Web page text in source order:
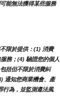
能無法獲得某些服務
限於提供：(1) 消費
務；(4) 驗證您的個人
括但不限於消費糾
通知您商業機會、產
行為，並監測遵法風